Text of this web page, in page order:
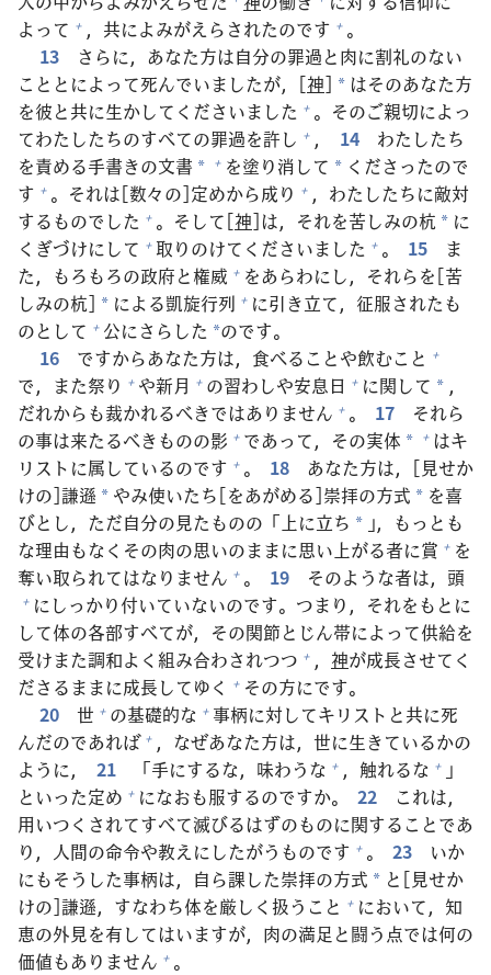
よって + ， 共によみがえらされたのです + 。
13
さらに，あなた方は自分の罪過と肉に割礼のない
こととによって死んでいましたが，[神] * はそのあなた方
を彼と共に生かしてくださいました + 。そのご親切によっ
てわたしたちのすべての罪過を許し + ， 14
わたしたち
を責める手書きの文書 * + を塗り消して * くださったので
す + 。それは[数々の]定めから成り + ，わたしたちに敵対
するものでした + 。そして[神]は，それを苦しみの杭 * に
くぎづけにして + 取りのけてくださいました + 。 15
ま
た，もろもろの政府と権威 + をあらわにし，それらを[苦
しみの杭] * による凱旋行列 + に引き立て， 征服されたも
のとして + 公にさらした *のです。
16
ですからあなた方は， 食べることや飲むこと +
で，また祭り + や新月 + の習わしや安息日 + に関して * ，
だれからも裁かれるべきではありません + 。 17
それら
の事は来たるべきものの影 + であって，その実体 * + はキ
リストに属しているのです + 。 18 あなた方は，[見せか
けの]謙遜 * やみ使いたち[をあがめる]崇拝の方式 * を喜
びとし，ただ自分の見たものの「 上に立ち * 」，もっとも
な理由もなくその肉の思いのままに思い 上がる者に賞 + を
奪い取られてはなりません + 。 19 そのような者は， 頭
+ にしっかり付いていないのです。つまり，それをもとに
して体の各部すべてが，その関節とじん帯によって供給を
受けまた調和よく 組み合わされつつ + ， 神が成長させてく
ださるままに成長してゆく + その方にです。
20
世 + の基礎的な + 事柄に対してキリストと共に死
んだのであれば + ，なぜあなた方は， 世に生きているかの
ように，
21 「手にするな， 味わうな + ， 触れるな + 」
といった定め + になおも服するのですか。 22
これは，
用いつくされてすべて滅びるはずのものに関することであ
り， 人間の命令や教えにしたがうものです + 。 23
いか
にもそうした事柄は， 自ら課した崇拝の方式 * と[見せか
けの]謙遜，すなわち体を厳しく扱うこと + において， 知
恵の外見を有してはいますが， 肉の満足 と闘う点では何の
価値もありません + 。